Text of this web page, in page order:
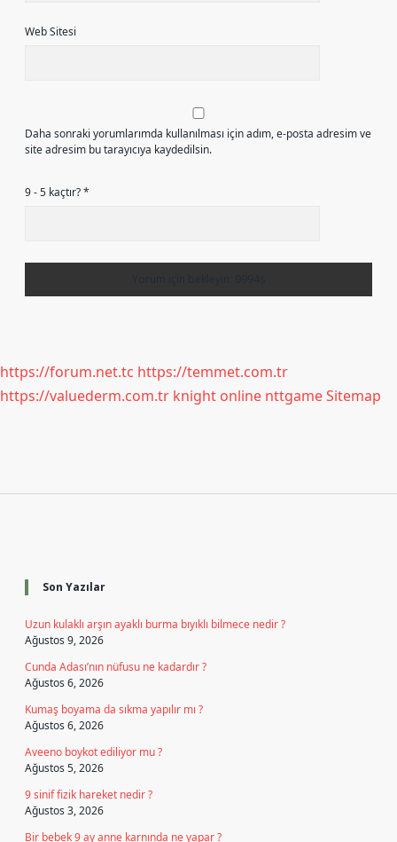
Web Sitesi
Daha sonraki yorumlarımda kullanılması için adım, e-posta adresim ve
site adresim bu tarayıcıya kaydedilsin.
9 - 5 kaçtır?*
https://forum.net.tc https://temmet.com.tr
https://valuederm.com.tr knight online nttgameSitemap
Son Yazılar
Uzun kulaklı arşın ayaklı burma bıyıklı bilmece nedir ?
Ağustos 9, 2026
Cunda Adası’nın nüfusu ne kadardır ?
Ağustos 6, 2026
Kumaş boyama da sıkma yapılır mı ?
Ağustos 6, 2026
Aveeno boykot ediliyor mu ?
Ağustos 5, 2026
9 sinif fizik hareket nedir ?
Ağustos 3, 2026
Bir bebek 9 ay anne karnında ne yapar ?